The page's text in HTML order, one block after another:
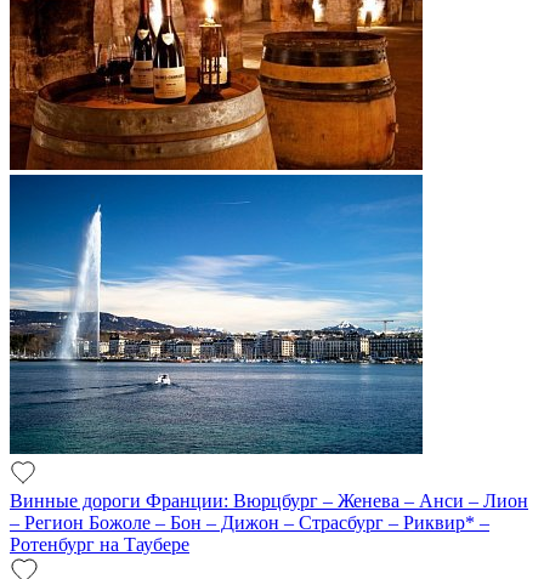
Винные дороги Франции: Вюрцбург – Женева – Анси – Лион
– Регион Божоле – Бон – Дижон – Страсбург – Риквир* –
Ротенбург на Таубере